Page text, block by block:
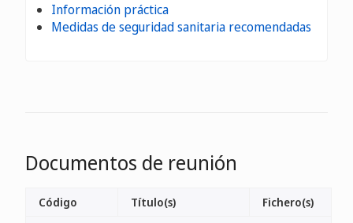
Información práctica
Medidas de seguridad sanitaria recomendadas
Documentos de reunión
Código Título(s) Fichero(s)